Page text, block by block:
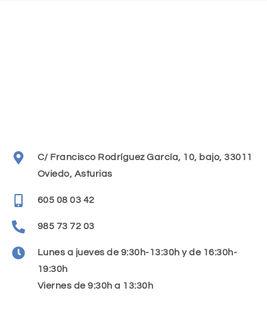
C/ Francisco Rodríguez García, 10, bajo, 33011
Oviedo, Asturias
605 08 03 42
985 73 72 03
Lunes a jueves de 9:30h-13:30h y de 16:30h-
19:30h
Viernes de 9:30h a 13:30h